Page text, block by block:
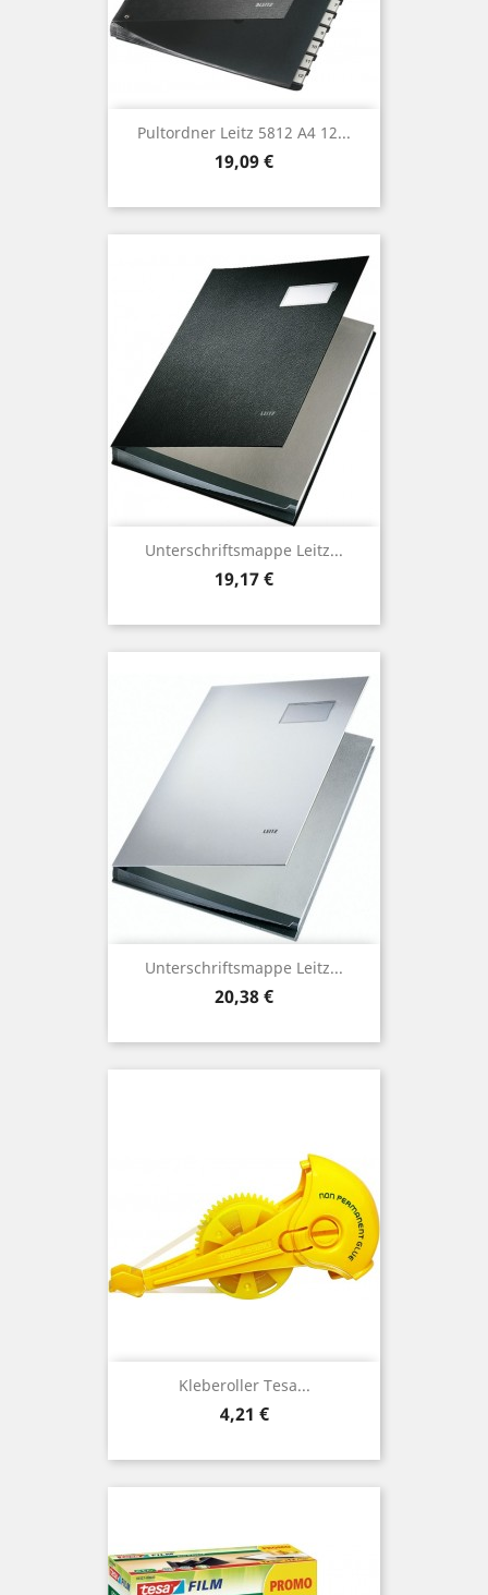
Pultordner Leitz 5812 A4 12...
Preis
19,09 €
Unterschriftsmappe Leitz...
Preis
19,17 €
Unterschriftsmappe Leitz...
Preis
20,38 €
Kleberoller Tesa...
Preis
4,21 €